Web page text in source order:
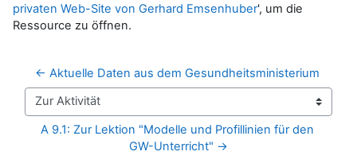
privaten Web-Site von Gerhard Emsenhuber', um die
Ressource zu öffnen.
← Aktuelle Daten aus dem Gesundheitsministerium
Zur Aktivität
A 9.1: Zur Lektion "Modelle und Profillinien für den
GW-Unterricht" →